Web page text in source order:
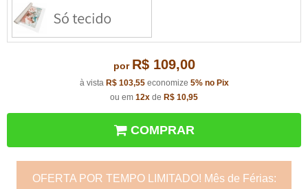
por R$ 109,00
à vista R$ 103,55economize 5% no Pix
ou em 12x de R$ 10,95
COMPRAR
OFERTA POR TEMPO LIMITADO! Mês de Férias: